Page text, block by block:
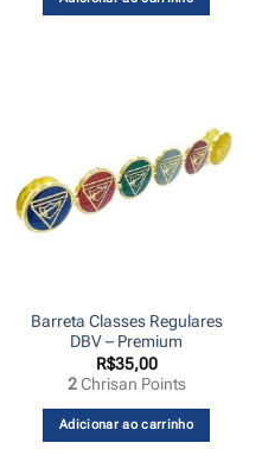
Barreta Classes Regulares
DBV – Premium
R$35,00
2Chrisan Points
Adicionar ao carrinho